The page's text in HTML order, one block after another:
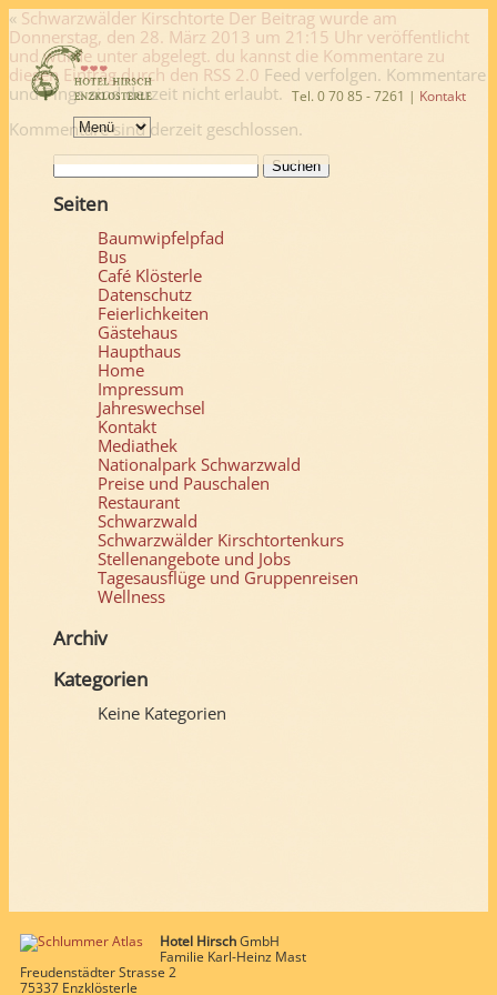
Tel. 0 70 85 - 7261 | Kontakt
« Schwarzwälder Kirschtorte Der Beitrag wurde am
Donnerstag, den 28. März 2013 um 21:15 Uhr veröffentlicht
und wurde unter abgelegt. du kannst die Kommentare zu
diesen Eintrag durch den RSS 2.0 Feed verfolgen. Kommentare
und Pings sind derzeit nicht erlaubt.
Kommentare sind derzeit geschlossen.
Suchen
nach:
Seiten
Baumwipfelpfad
Bus
Café Klösterle
Datenschutz
Feierlichkeiten
Gästehaus
Haupthaus
Home
Impressum
Jahreswechsel
Kontakt
Mediathek
Nationalpark Schwarzwald
Preise und Pauschalen
Restaurant
Schwarzwald
Schwarzwälder Kirschtortenkurs
Stellenangebote und Jobs
Tagesausflüge und Gruppenreisen
Wellness
Archiv
Kategorien
Keine Kategorien
Hotel HirschGmbH
Familie Karl-Heinz Mast
Freudenstädter Strasse 2
75337 Enzklösterle